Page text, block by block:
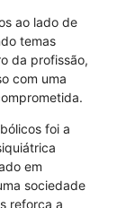
ao lado de
temas
da profissão,
com uma
foi a
em
sociedade
reforça a